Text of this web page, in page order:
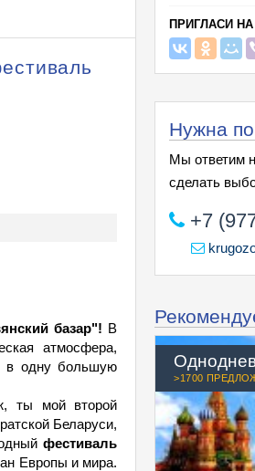
ПРИГЛАСИ
базар"! В
атмосфера,
в одну большую
ты мой второй
Беларуси,
фестиваль
Европы и мира.
Нужна
Мы ответим
сделать
+7
>1700